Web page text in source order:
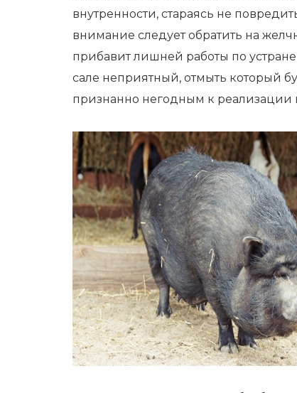
внутренности, стараясь не
внимание следует обратить на
прибавит лишней работы по
сале неприятный, отмыть который
признанно негодным к реализации